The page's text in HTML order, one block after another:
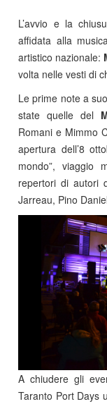
L’avvio e la
affidata alla
artistico nazionale:
volta nelle vesti di
Le prime note a
state quelle del
Romani e Mimmo
apertura dell’8
mondo”, viaggio
repertori di autori
Jarreau, Pino
A chiudere gli
Taranto Port Days